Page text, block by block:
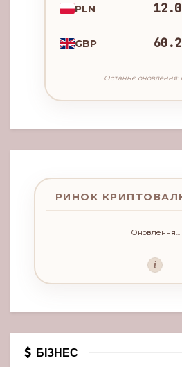
PLN
GBP
Останнє оновлення:
РИНОК
Оновлення...
i
БІЗНЕС